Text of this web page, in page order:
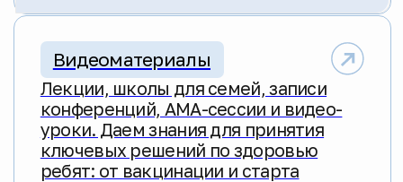
образовательные мероприятия для
медицинских и помогающих
специалистов, взаимодействуем
с неврологами, генетиками,
кардиологами, эндокринологами,
ортопедами и реабилитологами,
чтобы обеспечить нашим ребятам
доступ к системе эффективной
терапии, основанной
на международных стандартах.